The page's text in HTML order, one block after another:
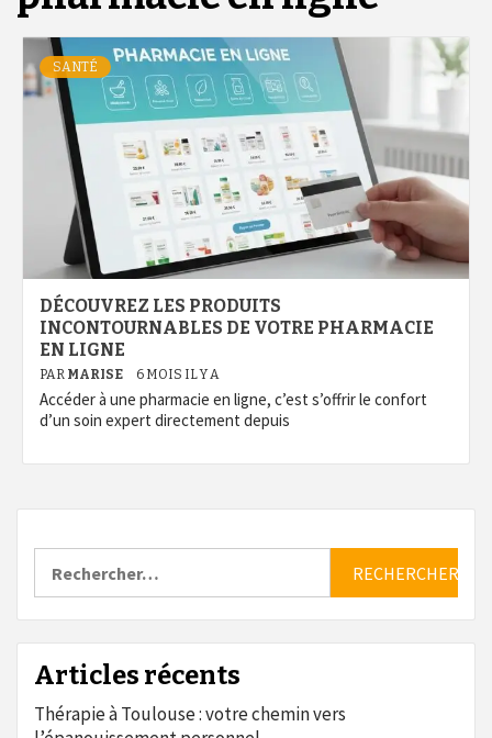
SANTÉ
DÉCOUVREZ LES PRODUITS
INCONTOURNABLES DE VOTRE PHARMACIE
EN LIGNE
PAR MARISE 6 MOIS IL Y A
Accéder à une pharmacie en ligne, c’est s’offrir le confort
d’un soin expert directement depuis
Articles récents
Thérapie à Toulouse : votre chemin vers